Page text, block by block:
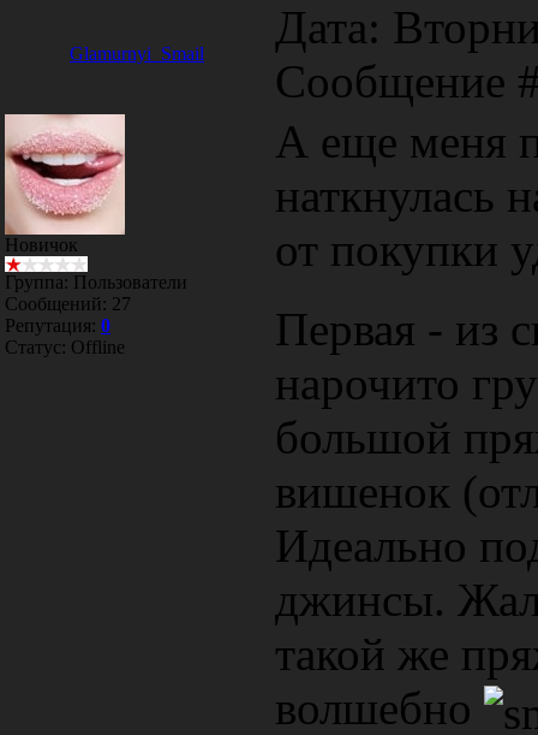
Glamurnyi_Smail
Дата:
Сообщение
Новичок
Группа: Пользователи
Сообщений: 27
Репутация: 0
Статус: Offline
А еще меня
наткнулась
от покупки
Первая - из
нарочито
большой
вишенок
Идеально
джинсы.
такой же
волшебно